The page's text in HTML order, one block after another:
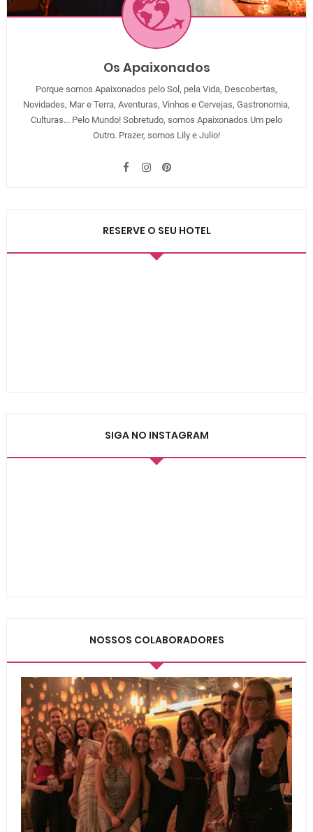
Os Apaixonados
Porque somos Apaixonados pelo Sol, pela Vida, Descobertas,
Novidades, Mar e Terra, Aventuras, Vinhos e Cervejas, Gastronomia,
Culturas... Pelo Mundo! Sobretudo, somos Apaixonados Um pelo
Outro. Prazer, somos Lily e Julio!
RESERVE O SEU HOTEL
SIGA NO INSTAGRAM
NOSSOS COLABORADORES